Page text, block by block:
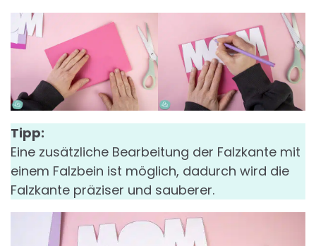
Tipp:
Eine zusätzliche Bearbeitung der Falzkante mit
einem Falzbein ist möglich, dadurch wird die
Falzkante präziser und sauberer.